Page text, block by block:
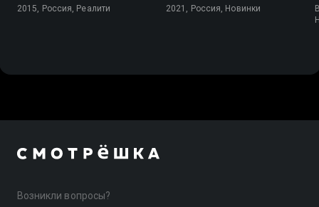
2015, Россия, Реалити 2021, Россия, Новинки
Возникли вопросы?